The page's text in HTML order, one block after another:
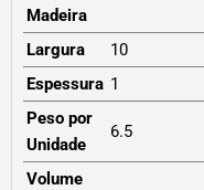
Madeira
Largura
10
Espessura 1
Peso por
Unidade
6.5
Volume